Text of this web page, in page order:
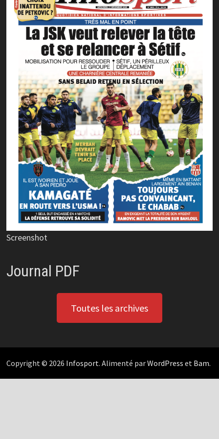
Screenshot
Journal PDF
Toutes les archives
Copyright © 2026 Infosport. Alimenté parWordPress et Bam.